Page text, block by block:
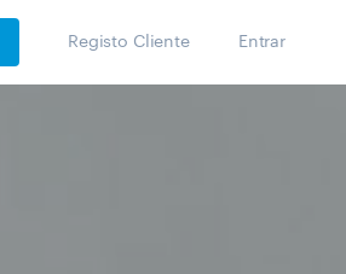
Registo Cliente Entrar